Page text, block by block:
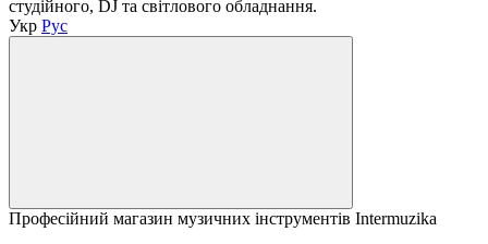
студійного, DJ та світлового обладнання.
Укр Рус
Професійний магазин музичних інструментів Intermuzika